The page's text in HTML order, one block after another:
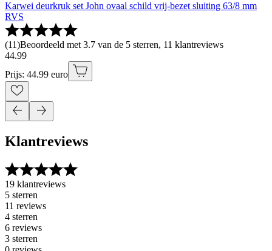
Karwei deurkruk set John ovaal schild vrij-bezet sluiting 63/8 mm
RVS
(11)Beoordeeld met 3.7 van de 5 sterren, 11 klantreviews
44.99
Prijs: 44.99 euro
Klantreviews
19 klantreviews
5 sterren
11 reviews
4 sterren
6 reviews
3 sterren